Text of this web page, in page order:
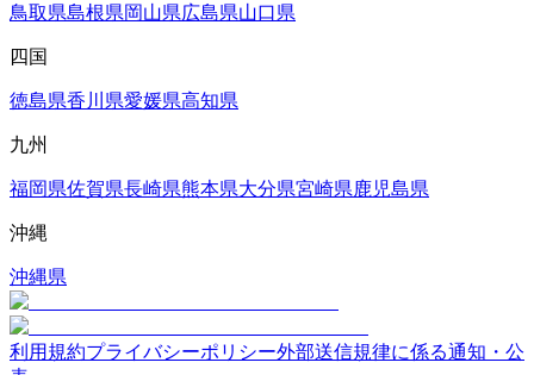
鳥取県島根県岡山県広島県山口県
四国
徳島県香川県愛媛県高知県
九州
福岡県佐賀県長崎県熊本県大分県宮崎県鹿児島県
沖縄
沖縄県
利用規約プライバシーポリシー外部送信規律に係る通知・公